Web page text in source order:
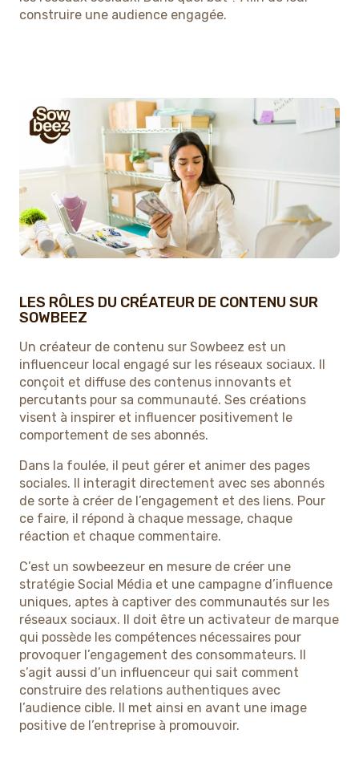
construire une audience engagée.
LES RÔLES DU CRÉATEUR DE CONTENU SUR
SOWBEEZ
Un créateur de contenu sur Sowbeez est un
influenceur local engagé sur les réseaux sociaux. Il
conçoit et diffuse des contenus innovants et
percutants pour sa communauté. Ses créations
visent à inspirer et influencer positivement le
comportement de ses abonnés.
Dans la foulée, il peut gérer et animer des pages
sociales. Il interagit directement avec ses abonnés
de sorte à créer de l’engagement et des liens. Pour
ce faire, il répond à chaque message, chaque
réaction et chaque commentaire.
C’est un sowbeezeur en mesure de créer une
stratégie Social Média et une campagne d’influence
uniques, aptes à captiver des communautés sur les
réseaux sociaux. Il doit être un activateur de marque
qui possède les compétences nécessaires pour
provoquer l’engagement des consommateurs. Il
s’agit aussi d’un influenceur qui sait comment
construire des relations authentiques avec
l’audience cible. Il met ainsi en avant une image
positive de l’entreprise à promouvoir.